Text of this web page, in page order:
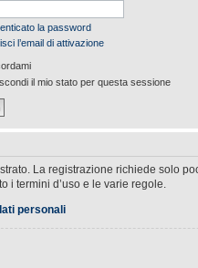
la password
l’email di attivazione
il mio stato per questa sessione
La registrazione richiede solo
i termini d’uso e le varie regole.
personali